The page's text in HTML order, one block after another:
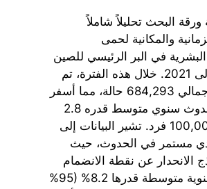
البحث تحليلاً شاملاً
والمكانية لحمى
في البر الرئيسي للصين
من 2004 إلى 2021. خلال هذه الفترة، تم
الإبلاغ عن إجمالي 684,293 حالة، مما أسفر
عن معدل حدوث سنوي متوسط قدره 2.8
حالة لكل 100,000 فرد. تشير البيانات إلى
مستمر في الحدوث، حيث
الانحدار عن نقطة الانضمام
عن زيادة سنوية متوسطة قدرها 8.2% (95%